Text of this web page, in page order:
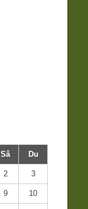
Sâ Du
2 3
9 10